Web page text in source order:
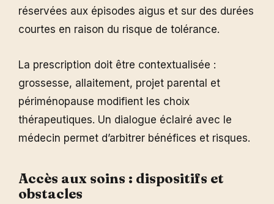
réservées aux épisodes aigus et sur des durées
courtes en raison du risque de tolérance.
La prescription doit être contextualisée :
grossesse, allaitement, projet parental et
périménopause modifient les choix
thérapeutiques. Un dialogue éclairé avec le
médecin permet d’arbitrer bénéfices et risques.
Accès aux soins : dispositifs et
obstacles